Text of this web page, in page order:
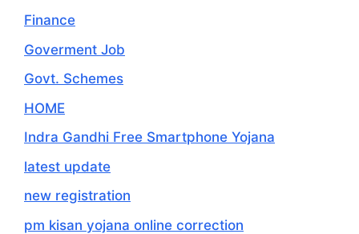
Finance
Goverment Job
Govt. Schemes
HOME
Indra Gandhi Free Smartphone Yojana
latest update
new registration
pm kisan yojana online correction